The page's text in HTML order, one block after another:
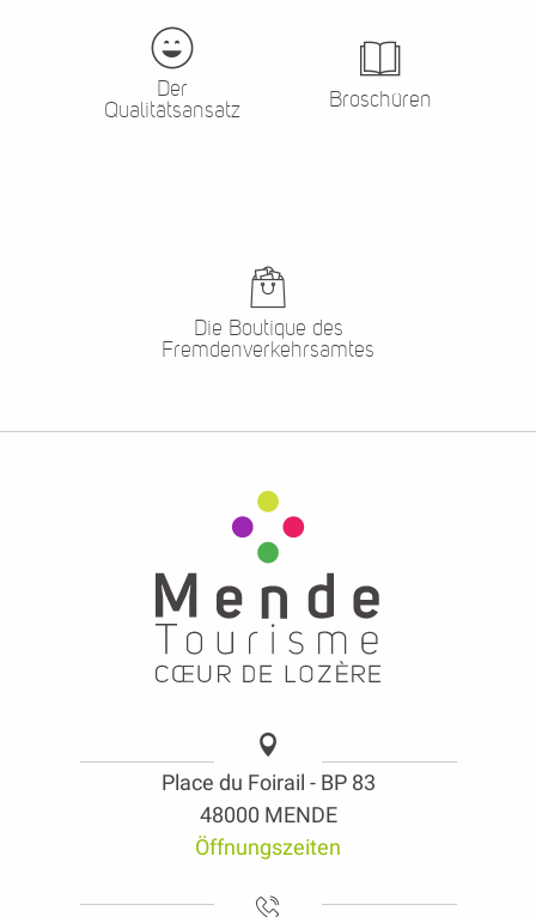
Der
Qualitätsansatz
Broschüren
Die Boutique des
Fremdenverkehrsamtes
Place du Foirail - BP 83
48000 MENDE
Öffnungszeiten